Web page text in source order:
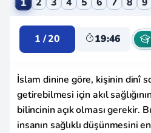
1 / 20 19:45
İslam dinine göre, kişinin dinî
getirebilmesi için akıl
bilincinin açık olması gerekir.
insanın sağlıklı düşünmesini